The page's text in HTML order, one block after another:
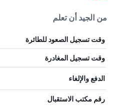
من الجيد أن تعلم
وقت تسجيل الصعود للطائرة
وقت تسجيل المغادرة
الدفع والإلغاء
رقم مكتب الاستقبال